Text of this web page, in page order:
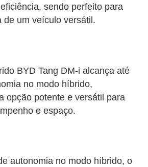
sendo perfeito para
de um veículo versátil.
BYD Tang DM-i alcança até
no modo híbrido,
opção potente e versátil para
e espaço.
autonomia no modo híbrido, o